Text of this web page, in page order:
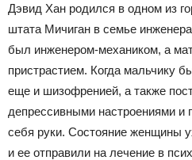
Дэвид Хан родился в одном из
штата Мичиган в семье
был инженером-механиком, а
пристрастием. Когда мальчику
еще и шизофренией, а также
депрессивными настроениями и
себя руки. Состояние женщины
и ее отправили на лечение в